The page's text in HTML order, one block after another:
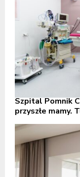
Szpital Pomnik
przyszłe mamy.